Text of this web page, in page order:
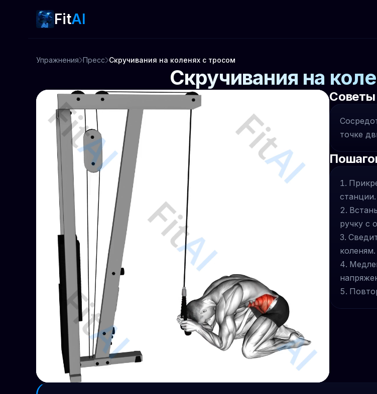
FitAI
Упражнения Пресс Скручивания на коленях с тросом
Скручивания на
Советы
точке
станции.
ручку с
коленям.